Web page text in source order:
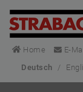
Home E-
Deutsch
/